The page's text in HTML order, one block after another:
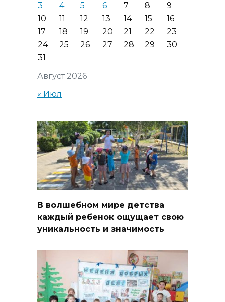
Август 2026
3
4 5 6 7 8
9
10
11 12 13 14 15
16
17
18 19 20 21 22
23
24
25 26 27 28 29
30
31
« Июл
В волшебном мире детства
каждый ребенок ощущает свою
уникальность и значимость